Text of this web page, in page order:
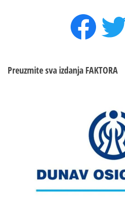
Preuzmite sva izdanja FAKTORA